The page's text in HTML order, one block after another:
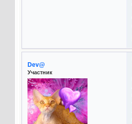
Dev@
Участник